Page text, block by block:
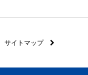
サイトマップ